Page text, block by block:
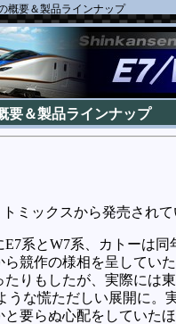
概要＆製品ラインナップ
要＆製品ラインナップ
ミックスから発売され
E7系とW7系、カトーは
競作の様相を呈してい
たりもしたが、実際には
うな慌ただしい展開に
要らぬ心配をしていた